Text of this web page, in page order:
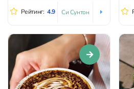
тонкостям вкуса и аромата.
Для многих это лучшее
место с кофе на районе.
Здесь каждый гость может
попробовать нечто
особенное, будь то...
Рейтинг: 4.9 Си Сунтон